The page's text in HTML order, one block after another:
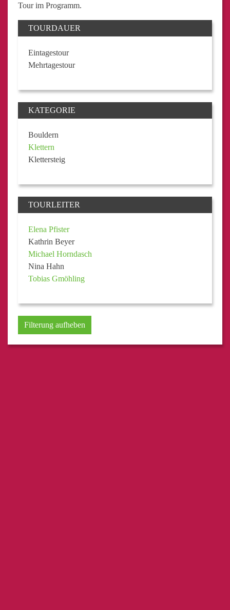
Tour im Programm.
TOURDAUER
Eintagestour
Mehrtagestour
KATEGORIE
Bouldern
Klettern
Klettersteig
TOURLEITER
Elena Pfister
Kathrin Beyer
Michael Horndasch
Nina Hahn
Tobias Gmöhling
Filterung aufheben